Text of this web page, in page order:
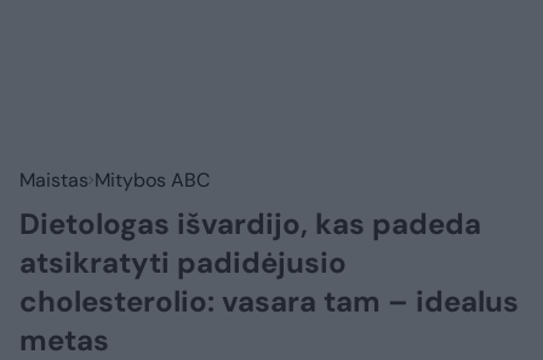
Maistas Mitybos ABC
Dietologas išvardijo, kas padeda
atsikratyti padidėjusio
cholesterolio: vasara tam – idealus
metas